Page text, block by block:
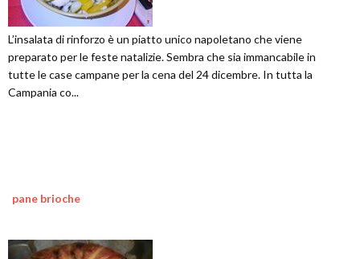
L’insalata di rinforzo è un piatto unico napoletano che viene
preparato per le feste natalizie. Sembra che sia immancabile in
tutte le case campane per la cena del 24 dicembre. In tutta la
Campania co...
pane brioche